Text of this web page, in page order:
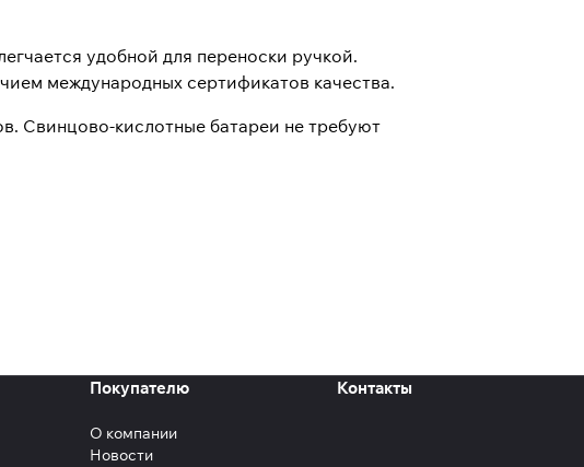
удобной для переноски ручкой.
международных сертификатов качества.
Свинцово-кислотные батареи не требуют
Покупателю
О компании
Новости
Контакты